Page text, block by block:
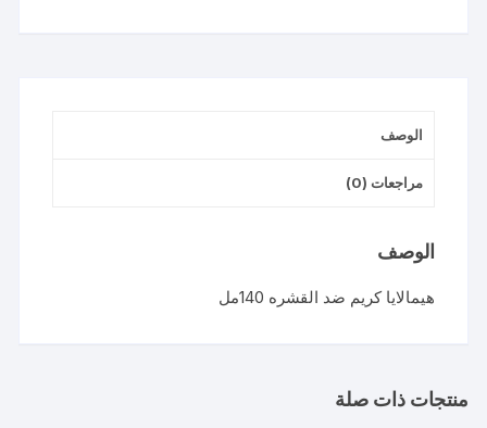
الوصف
مراجعات (0)
الوصف
هيمالايا كريم ضد القشره 140مل
منتجات ذات صلة